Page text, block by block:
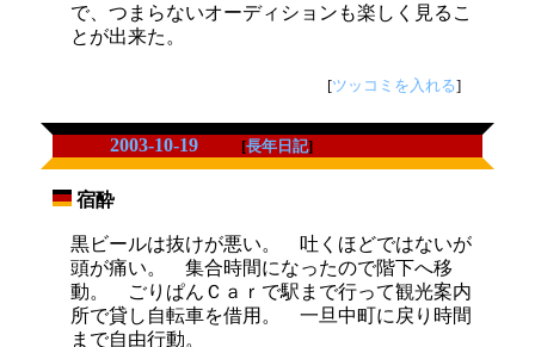
で、つまらないオーディションも楽しく見るこ
とが出来た。
[ツッコミを入れる]
2003-10-19 [長年日記]
宿酔
黒ビールは抜けが悪い。 吐くほどではないが
頭が痛い。 集合時間になったので階下へ移
動。 ごりぱんＣａｒで駅まで行って観光案内
所で貸し自転車を借用。 一旦中町に戻り時間
まで自由行動。